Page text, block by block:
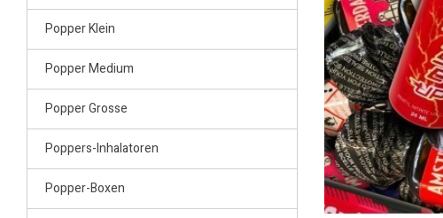
Popper Klein
Popper Medium
Popper Grosse
Poppers-Inhalatoren
Popper-Boxen